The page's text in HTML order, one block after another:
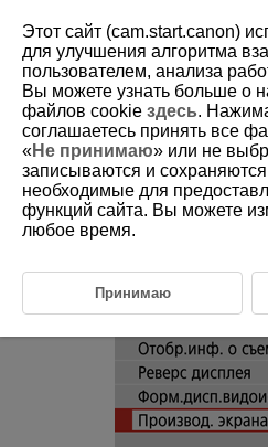
D101-092
Режимы работы экрана
Можно выбрать параметр
для экрана съемки фотографий
Выберите [ :
Этот сайт (cam.start.canon)
для улучшения алгоритма
пользователем, анализа
Вы можете узнать больше о
файлов cookie здесь.
соглашаетесь принять все
«Не принимаю» или не
записываются и
необходимые для
функций сайта. Вы можете
любое время.
Принимаю